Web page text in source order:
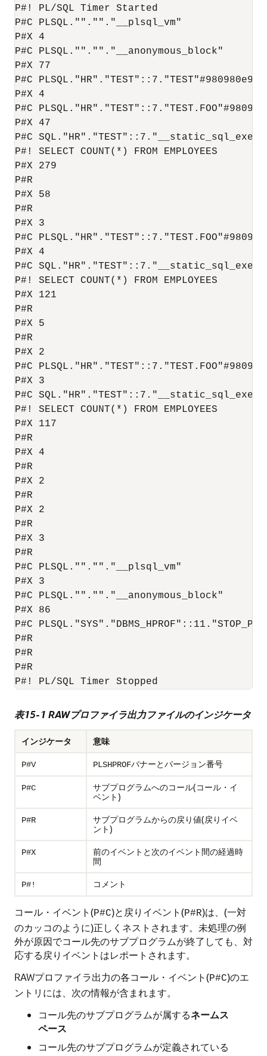
P#! PL/SQL Timer Started
P#C PLSQL."".""."__plsql_vm"
P#X 4
P#C PLSQL."".""."__anonymous_block"
P#X 77
P#C
P#X 4
P#C
P#X 47
P#C
P#! SELECT COUNT(*) FROM EMPLOYEES
P#X 279
P#R
P#X 58
P#R
P#X 3
P#C
P#X 4
P#C
P#! SELECT COUNT(*) FROM EMPLOYEES
P#X 121
P#R
P#X 5
P#R
P#X 2
P#C
P#X 3
P#C
P#! SELECT COUNT(*) FROM EMPLOYEES
P#X 117
P#R
P#X 4
P#R
P#X 2
P#R
P#X 2
P#R
P#X 3
P#R
P#C PLSQL."".""."__plsql_vm"
P#X 3
P#C PLSQL."".""."__anonymous_block"
P#X 86
P#C
P#R
P#R
P#R
表15-1 RAWプロファイラ出力ファイルのインジケータ
インジケータ 意味
P#V PLSHPROFバナーとバージョン番号
P#C
サブプログラムへのコール(コール・イ
ベント)
P#R
サブプログラムからの戻り値(戻りイベ
ント)
P#X
前のイベントと次のイベント間の経過時
間
P#! コメント
コール・イベント(P#C)と戻りイベント(P#R)は、(一対
のカッコのように)正しくネストされます。未処理の例
外が原因でコール先のサブプログラムが終了しても、対
応する戻りイベントはレポートされます。
RAWプロファイラ出力の各コール・イベント(P#C)のエ
ントリには、次の情報が含まれます。
コール先のサブプログラムが属するネームス
ペース
コール先のサブプログラムが定義されている